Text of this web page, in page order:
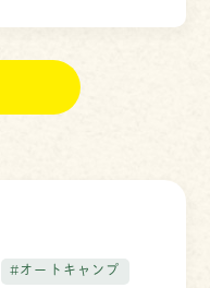
#オートキャンプ